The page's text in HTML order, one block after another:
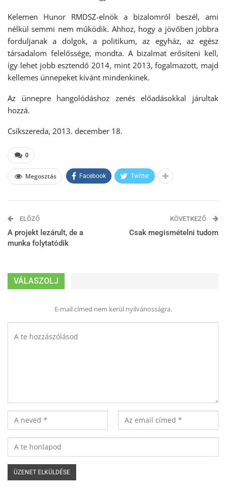
Kelemen Hunor RMDSZ-elnök a bizalomról beszél, ami
nélkül semmi nem működik. Ahhoz, hogy a jövőben jobbra
forduljanak a dolgok, a politikum, az egyház, az egész
társadalom felelőssége, mondta. A bizalmat erősíteni kell,
így lehet jobb esztendő 2014, mint 2013, fogalmazott, majd
kellemes ünnepeket kívánt mindenkinek.
Az ünnepre hangolódáshoz zenés előadásokkal járultak
hozzá.
Csíkszereda, 2013. december 18.
0
Megosztás Facebook Twitter
ELŐZŐ
A projekt lezárult, de a
munka folytatódik
KÖVETKEZŐ
Csak megismételni tudom
VÁLASZOLJ
E-mail címed nem kerül nyilvánosságra.